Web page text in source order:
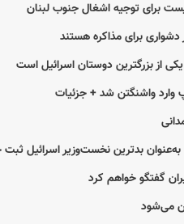
برای توجیه اشغال جنوب لبنان
برای مذاکره هستند
از بزرگترین دوستان اسرائیل است
وارد واشنگتن شد + جزئیات
به‌عنوان بدترین نخست‌وزیر اسرائیل
گفتگو خواهم کرد
می‌شود